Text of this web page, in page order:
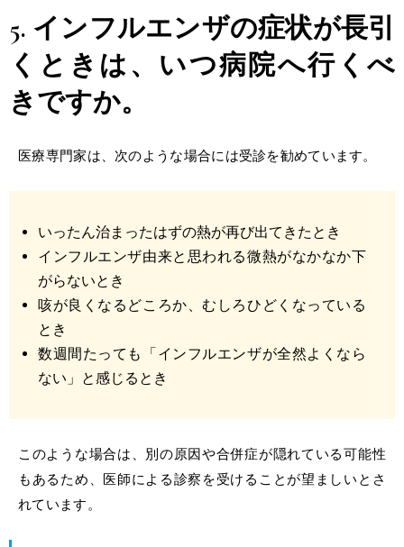
5. インフルエンザの症状が長引
くときは、いつ病院へ行くべ
きですか。
医療専門家は、次のような場合には受診を勧めています。
いったん治まったはずの熱が再び出てきたとき
インフルエンザ由来と思われる微熱がなかなか下
がらないとき
咳が良くなるどころか、むしろひどくなっている
とき
数週間たっても「インフルエンザが全然よくなら
ない」と感じるとき
このような場合は、別の原因や合併症が隠れている可能性
もあるため、医師による診察を受けることが望ましいとさ
れています。